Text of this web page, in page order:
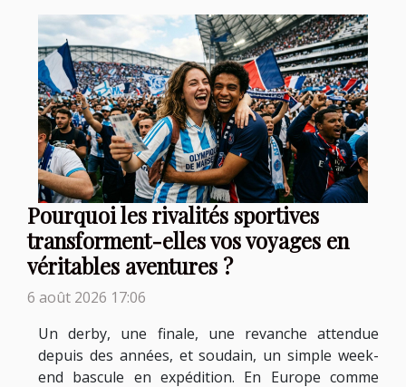
Pourquoi les rivalités sportives
transforment-elles vos voyages en
véritables aventures ?
6 août 2026 17:06
Un derby, une finale, une revanche attendue
depuis des années, et soudain, un simple week-
end bascule en expédition. En Europe comme